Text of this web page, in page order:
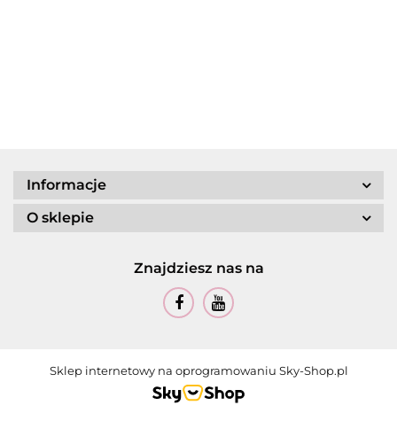
Informacje
O sklepie
Znajdziesz nas na
Sklep internetowy na oprogramowaniu Sky-Shop.pl